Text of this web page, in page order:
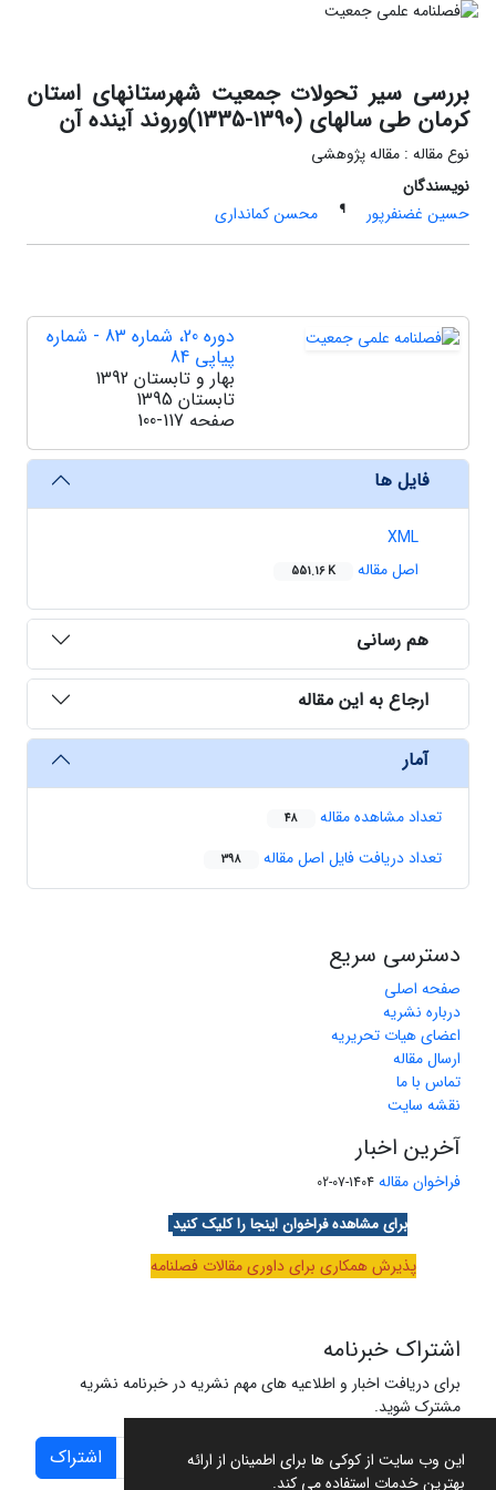
این وب سایت از کوکی ها برای اطمینان از ارائه
بهترین خدمات استفاده می کند.
بررسی سیر تحولات جمعیت شهرستانهای استان
کرمان طی سالهای (1390-1335)وروند آینده آن
نوع مقاله : مقاله پژوهشی
نویسندگان
حسین غضنفرپور
¶ محسن کمانداری
دوره 20، شماره 83 - شماره
پیاپی 84
بهار و تابستان 1392
تابستان 1395
صفحه 100-117
فایل ها
XML
اصل مقاله
551.16 K
هم رسانی
ارجاع به این مقاله
آمار
تعداد مشاهده مقاله 48
تعداد دریافت فایل اصل مقاله 398
دسترسی سریع
صفحه اصلی
درباره نشریه
اعضای هیات تحریریه
ارسال مقاله
تماس با ما
نقشه سایت
آخرین اخبار
فراخوان مقاله 1404-07-02
برای مشاهده فراخوان اینجا را کلیک کنید
پذیرش همکاری برای داوری مقالات فصلنامه
اشتراک خبرنامه
برای دریافت اخبار و اطلاعیه های مهم نشریه در خبرنامه نشریه
مشترک شوید.
اشتراک